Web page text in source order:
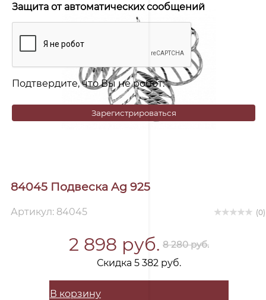
84045 Подвеска Ag 925
Артикул: 84045 (0)
2 898 руб. 8 280 руб.
Скидка 5 382 руб.
В корзину
Защита от автоматических сообщений
Подтвердите, что Вы не робот:*
Зарегистрироваться